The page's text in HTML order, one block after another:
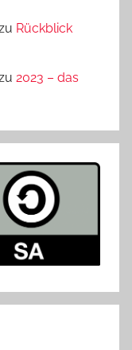
Rückblick
2023 – das